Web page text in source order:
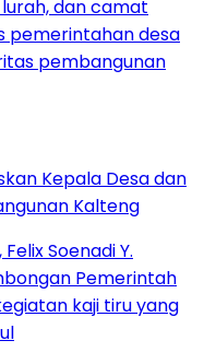
Kepala Desa dan
Kalteng